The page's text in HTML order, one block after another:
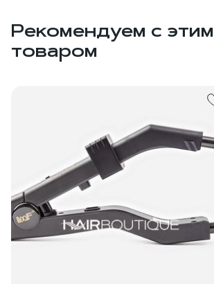
Рекомендуем с этим
товаром